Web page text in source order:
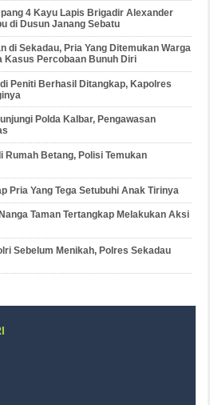
4 Kayu Lapis Brigadir Alexander
di Dusun Janang Sebatu
di Sekadau, Pria Yang Ditemukan Warga
Kasus Percobaan Bunuh Diri
Peniti Berhasil Ditangkap, Kapolres
Polda Kalbar, Pengawasan
Rumah Betang, Polisi Temukan
Pria Yang Tega Setubuhi Anak Tirinya
Taman Tertangkap Melakukan Aksi
Sebelum Menikah, Polres Sekadau